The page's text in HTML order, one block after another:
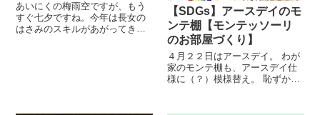
あいにくの梅雨空ですが、もう
すぐ七夕ですね。今年は長女の
はさみのスキルがあがってきた
【SDGs】アースデイのモ
ンテ棚【モンテッソーリ
のお部屋づくり】
４月２２日はアースデイ。 わが
家のモンテ棚も、アースデイ仕
様に（？）模様替え。 恥ずかし